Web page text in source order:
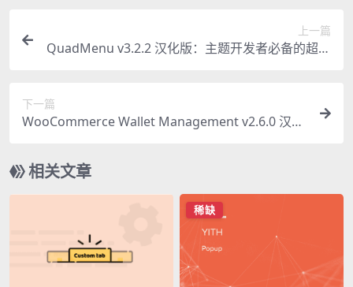
上一篇
QuadMenu v3.2.2 汉化版：主题开发者必备的超级
下一篇
WooCommerce Wallet Management v2.6.0 汉化
相关文章
稀缺